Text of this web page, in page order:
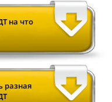
на что
разная